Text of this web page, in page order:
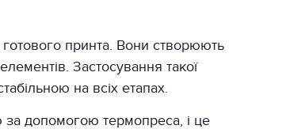
принта. Вони створюють
Застосування такої
на всіх етапах.
за допомогою термопреса, і це